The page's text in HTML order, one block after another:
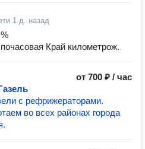
1 д. назад
Край километрож.
от 700 ₽ / час
с рефрижераторами.
во всех районах города